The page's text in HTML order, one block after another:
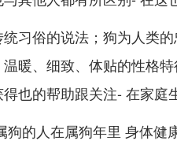
习俗的说法；狗为人类
暖、细致、体贴的性格
也的帮助跟关注- 在家庭
狗的人在属狗年里 身体健